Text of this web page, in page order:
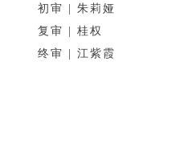
初审 | 朱莉娅
复审 | 桂权
终审 | 江紫霞